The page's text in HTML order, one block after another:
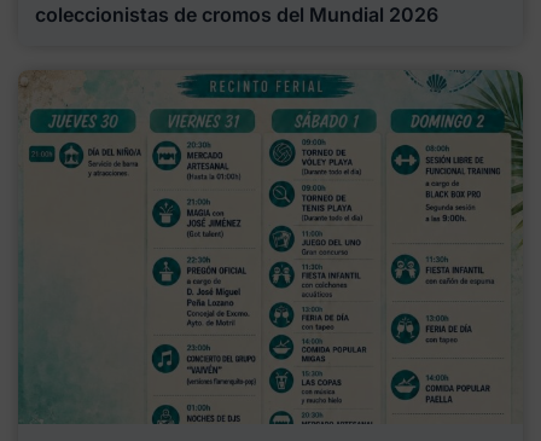
coleccionistas de cromos del Mundial 2026